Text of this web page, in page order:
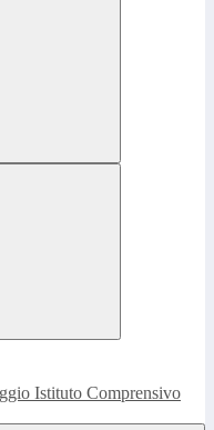
Istituto Comprensivo